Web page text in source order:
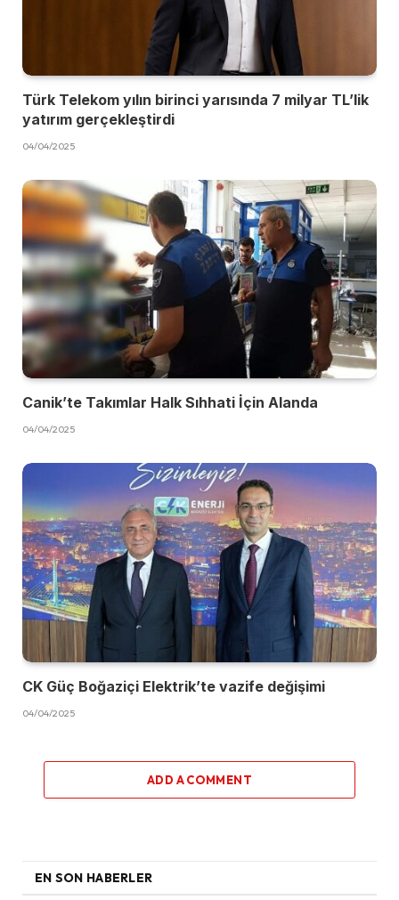
Türk Telekom yılın birinci yarısında 7 milyar TL’lik
yatırım gerçekleştirdi
04/04/2025
Canik’te Takımlar Halk Sıhhati İçin Alanda
04/04/2025
CK Güç Boğaziçi Elektrik’te vazife değişimi
04/04/2025
ADD A COMMENT
EN SON HABERLER